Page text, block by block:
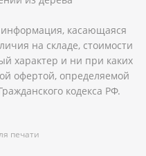
информация, касающаяся
на складе, стоимости
характер и ни при каких
офертой, определяемой
кодекса РФ.
печати